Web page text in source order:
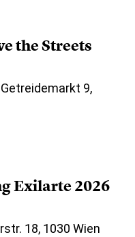
the Streets
9,
Exilarte 2026
18, 1030 Wien